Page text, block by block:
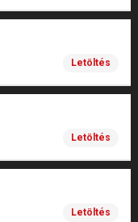
Letöltés
Letöltés
Letöltés